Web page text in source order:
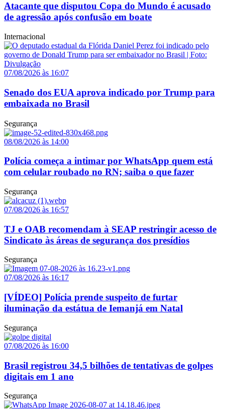
Atacante que disputou Copa do Mundo é acusado
de agressão após confusão em boate
Internacional
07/08/2026 às 16:07
Senado dos EUA aprova indicado por Trump para
embaixada no Brasil
Segurança
08/08/2026 às 14:00
Polícia começa a intimar por WhatsApp quem está
com celular roubado no RN; saiba o que fazer
Segurança
07/08/2026 às 16:57
TJ e OAB recomendam à SEAP restringir acesso de
Sindicato às áreas de segurança dos presídios
Segurança
07/08/2026 às 16:17
[VÍDEO] Polícia prende suspeito de furtar
iluminação da estátua de Iemanjá em Natal
Segurança
07/08/2026 às 16:00
Brasil registrou 34,5 bilhões de tentativas de golpes
digitais em 1 ano
Segurança